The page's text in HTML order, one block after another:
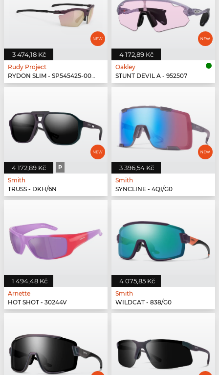
3 474,18 Kč
Rudy Project
RYDON SLIM - SP545425-0000
4 172,89 Kč
Oakley
STUNT DEVIL A - 952507
4 172,89 Kč P
Smith
TRUSS - DKH/6N
3 396,54 Kč
Smith
SYNCLINE - 4QI/G0
1 494,48 Kč
Arnette
HOT SHOT - 30244V
4 075,85 Kč
Smith
WILDCAT - 838/G0